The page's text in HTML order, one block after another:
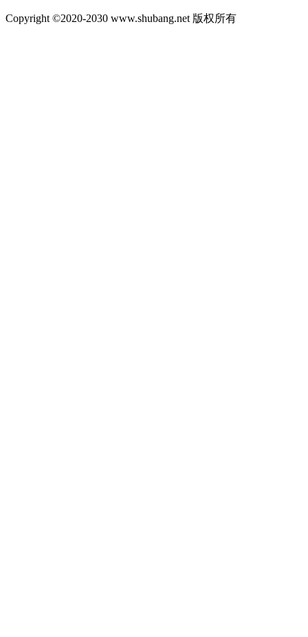
Copyright ©2020-2030 www.shubang.net 版权所有